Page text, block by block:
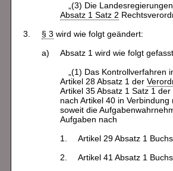
„(3) Die
Absatz 1 Satz 2
3.
§ 3 wird wie folgt geändert:
a)
Absatz 1 wird wie folgt
„(1) Das Kontrollverfahren
Artikel 28 Absatz 1 der
Artikel 35 Absatz 1 Satz 1 der
nach Artikel 40 in
soweit die
Aufgaben nach
1.
Artikel 29 Absatz 1
2.
Artikel 41 Absatz 1